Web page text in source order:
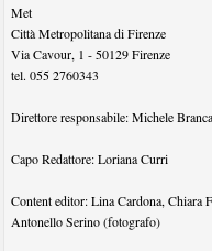
Met
Città Metropolitana di Firenze
Via Cavour, 1 - 50129 Firenze
tel.055 2760343
Direttore responsabile:Michele
Capo Redattore:Loriana Curri
Content editor:Lina Cardona,Chiara
Antonello Serino (fotografo)